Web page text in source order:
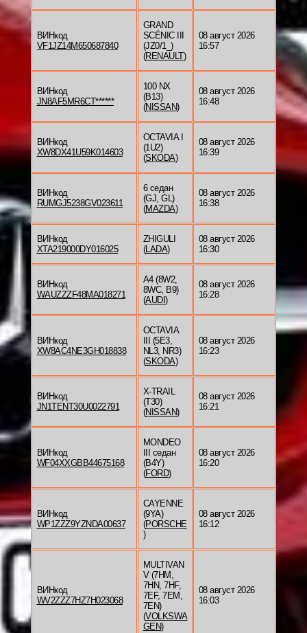
ВИНкод
VF1JZ14M650687840
GRAND
SCÉNIC III
(JZ0/1_)
(RENAULT)
08 август 2026
16:57
ВИНкод
JN8AF5MR6CT******
100 NX
(B13)
(NISSAN)
08 август 2026
16:48
ВИНкод
XW8DX41U59K014603
OCTAVIA I
(1U2)
(SKODA)
08 август 2026
16:39
ВИНкод
RUMGJ5238GV023611
6 седан
(GJ, GL)
(MAZDA)
08 август 2026
16:38
ВИНкод
XTA219000DY016025
ZHIGULI
(LADA)
08 август 2026
16:30
ВИНкод
WAUZZZF48MA018271
A4 (8W2,
8WC, B9)
(AUDI )
08 август 2026
16:28
ВИНкод
XW8AC4NE3GH018838
OCTAVIA
III (5E3,
NL3, NR3)
(SKODA)
08 август 2026
16:23
ВИНкод
JN1TENT30U0022791
X-TRAIL
(T30)
(NISSAN)
08 август 2026
16:21
ВИНкод
WF04XXGBB44675168
MONDEO
III седан
(B4Y)
(FORD)
08 август 2026
16:20
ВИНкод
WP1ZZZ9YZNDA00637
CAYENNE
(9YA)
(PORSCHE
)
08 август 2026
16:12
ВИНкод
WV2ZZZ7HZ7H023068
MULTIVAN
V (7HM,
7HN, 7HF,
7EF, 7EM,
7EN)
(VOLKSWA
GEN)
08 август 2026
16:03